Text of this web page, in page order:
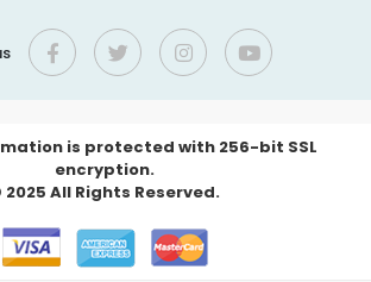
is protected with 256-bit SSL
encryption.
2025 All Rights Reserved.